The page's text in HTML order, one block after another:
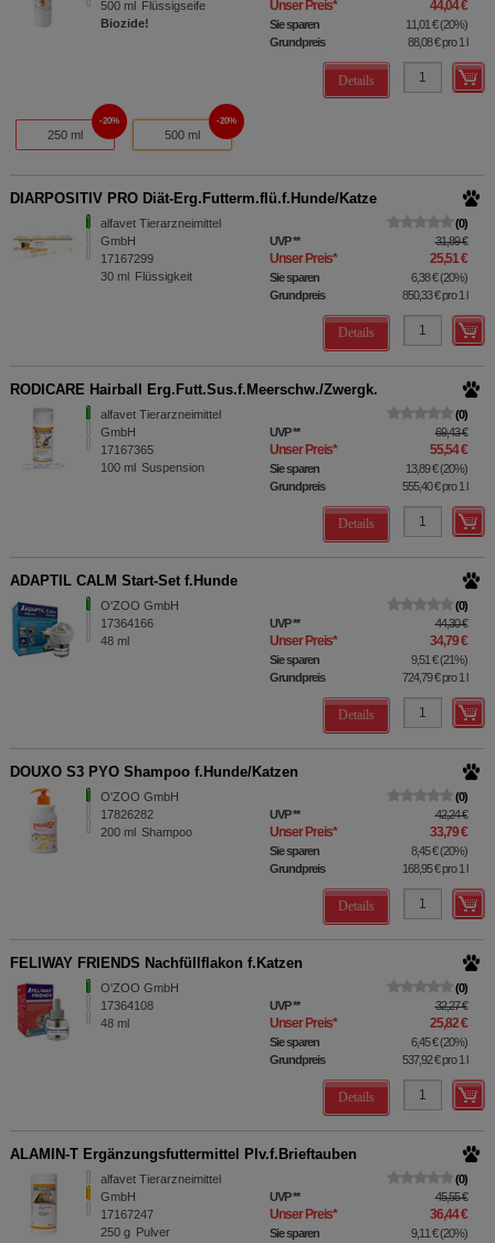
500 ml
Flüssigseife
Biozide!
Unser Preis* 44,04 €
Sie sparen 11,01 €(20%)
Grundpreis
88,08 €pro 1 l
Details
250 ml
20%
500 ml
20%
DIARPOSITIV PRO Diät-Erg.Futterm.flü.f.Hunde/Katze
alfavet Tierarzneimittel
GmbH
17167299
30 ml Flüssigkeit
0
UVP** 31,89 €
Unser Preis* 25,51 €
Sie sparen 6,38 €(20%)
Grundpreis
850,33 €pro 1 l
Details
RODICARE Hairball Erg.Futt.Sus.f.Meerschw./Zwergk.
alfavet Tierarzneimittel
GmbH
17167365
100 ml Suspension
0
UVP** 69,43 €
Unser Preis* 55,54 €
Sie sparen 13,89 €(20%)
Grundpreis
555,40 €pro 1 l
Details
ADAPTIL CALM Start-Set f.Hunde
O'ZOO GmbH
17364166
48 ml
0
UVP** 44,30 €
Unser Preis* 34,79 €
Sie sparen 9,51 €(21%)
Grundpreis
724,79 €pro 1 l
Details
DOUXO S3 PYO Shampoo f.Hunde/Katzen
O'ZOO GmbH
17826282
200 ml Shampoo
0
UVP** 42,24 €
Unser Preis* 33,79 €
Sie sparen 8,45 €(20%)
Grundpreis
168,95 €pro 1 l
Details
FELIWAY FRIENDS Nachfüllflakon f.Katzen
O'ZOO GmbH
17364108
48 ml
0
UVP** 32,27 €
Unser Preis* 25,82 €
Sie sparen 6,45 €(20%)
Grundpreis
537,92 €pro 1 l
Details
ALAMIN-T Ergänzungsfuttermittel Plv.f.Brieftauben
alfavet Tierarzneimittel
GmbH
17167247
250 g Pulver
0
UVP** 45,55 €
Unser Preis* 36,44 €
Sie sparen 9,11 €(20%)